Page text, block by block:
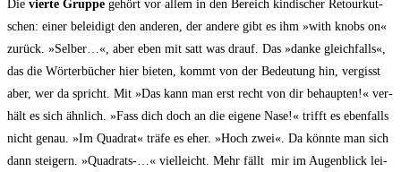
Die vier­te Grup­pe gehört vor allem in den Bereich kin­di­scher Retour­kut­
schen: einer belei­digt den ande­ren, der ande­re gibt es ihm »with knobs on«
zurück. »Sel­ber…«, aber eben mit satt was drauf. Das »dan­ke gleich­falls«,
das die Wör­ter­bü­cher hier bie­ten, kommt von der Bedeu­tung hin, ver­gisst
aber, wer da spricht. Mit »Das kann man erst recht von dir behaup­ten!« ver­
hält es sich ähn­lich. »Fass dich doch an die eige­ne Nase!« trifft es eben­falls
nicht genau. »Im Qua­drat« trä­fe es eher. »Hoch zwei«. Da könn­te man sich
dann stei­gern. »Qua­drats-…« viel­leicht. Mehr fällt mir im Augen­blick lei­